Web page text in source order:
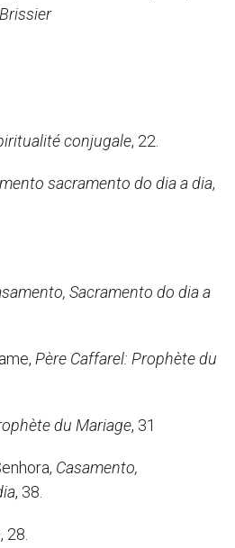
conjugale, 22.
sacramento do dia a dia,
Sacramento do dia a
Père Caffarel: Prophète du
du Mariage, 31
Casamento,
, 38.
, 28.